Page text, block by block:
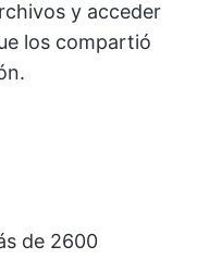
y acceder
los compartió
de 2600